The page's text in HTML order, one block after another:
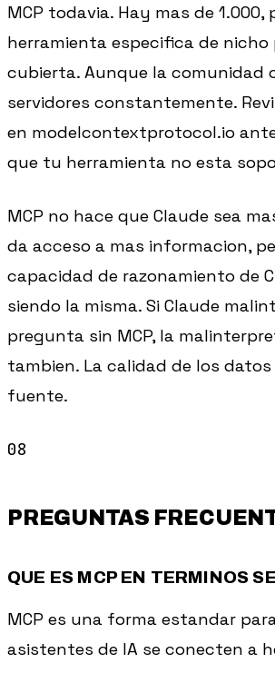
MCP todavia. Hay mas de 1.000,
herramienta especifica de
cubierta. Aunque la comunidad
servidores constantemente.
en modelcontextprotocol.io
que tu herramienta no esta
MCP no hace que Claude sea
da acceso a mas informacion,
capacidad de razonamiento de
siendo la misma. Si Claude
pregunta sin MCP, la
tambien. La calidad de los
fuente.
PREGUNTAS
QUE ES MCP EN TERMINOS
MCP es una forma estandar
asistentes de IA se conecten a